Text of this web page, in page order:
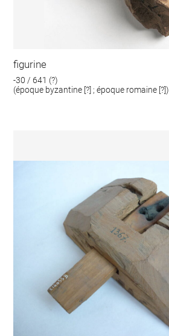
figurine
-30 / 641 (?)
(époque byzantine [?] ; époque romaine [?])